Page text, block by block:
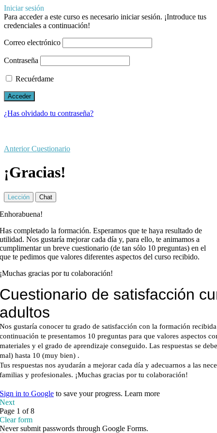
Iniciar sesión
Para acceder a este curso es necesario iniciar sesión. ¡Introduce tus
credenciales a continuación!
Correo electrónico
Contraseña
Recuérdame
¿Has olvidado tu contraseña?
Anterior Cuestionario
¡Gracias!
Lección Chat
Enhorabuena!
Has completado la formación. Esperamos que te haya resultado de
utilidad. Nos gustaría mejorar cada día y, para ello, te animamos a
cumplimentar un breve cuestionario (de tan sólo 10 preguntas) en el
que te pedimos que valores diferentes aspectos del curso recibido.
¡Muchas gracias por tu colaboración!